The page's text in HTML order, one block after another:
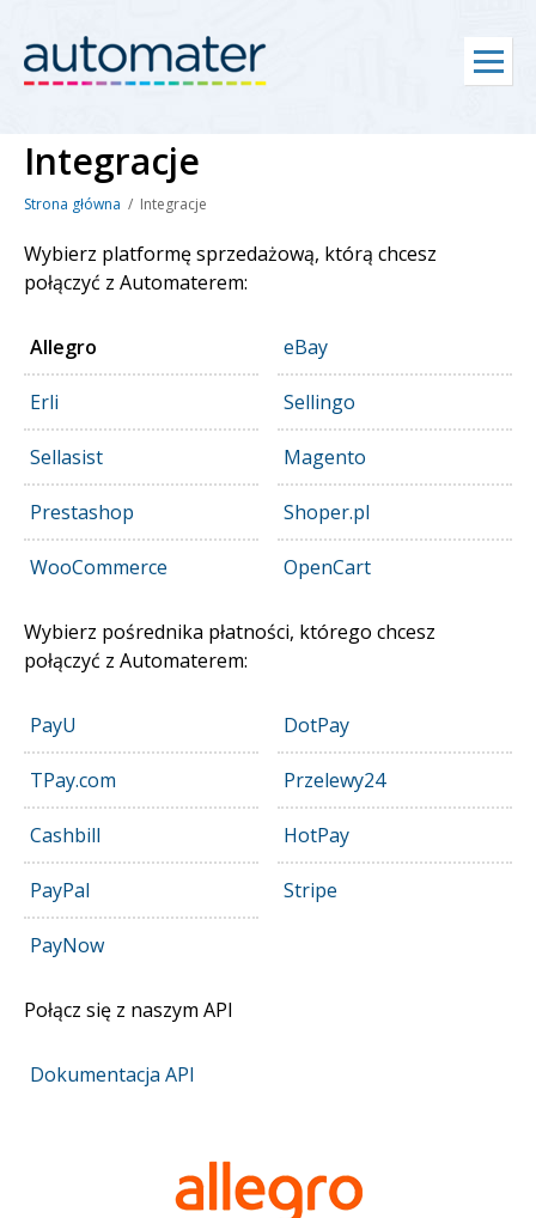
Pomoc
Kontakt
Zaloguj się
Rejestracja
EN
DE
Integracje
Strona główna Integracje
Wybierz platformę sprzedażową, którą chcesz
połączyć z Automaterem:
Allegro eBay
Erli Sellingo
Sellasist Magento
Prestashop Shoper.pl
WooCommerce OpenCart
Wybierz pośrednika płatności, którego chcesz
połączyć z Automaterem:
PayU DotPay
TPay.com Przelewy24
Cashbill HotPay
PayPal Stripe
PayNow
Połącz się z naszym API
Dokumentacja API